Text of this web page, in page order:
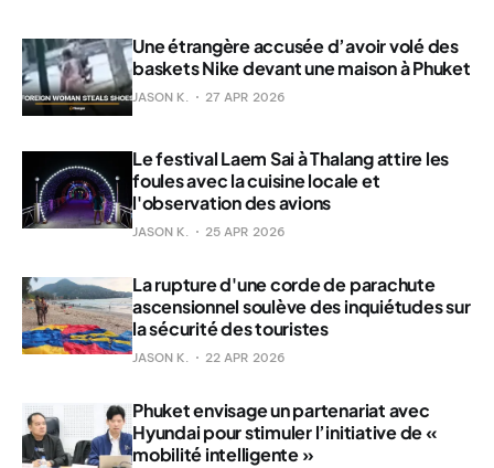
Une étrangère accusée d’avoir volé des
baskets Nike devant une maison à Phuket
JASON K. 27 APR 2026
Le festival Laem Sai à Thalang attire les
foules avec la cuisine locale et
l'observation des avions
JASON K. 25 APR 2026
La rupture d'une corde de parachute
ascensionnel soulève des inquiétudes sur
la sécurité des touristes
JASON K. 22 APR 2026
Phuket envisage un partenariat avec
Hyundai pour stimuler l’initiative de «
mobilité intelligente »